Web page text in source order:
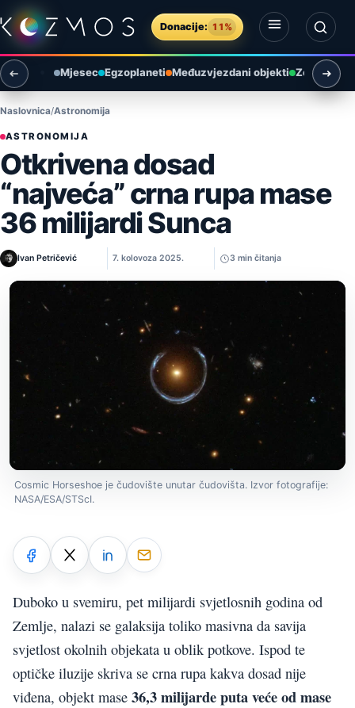
Preskoči na sadržaj
Donacije: 11%
Otvori izbornik
Otvori pretragu
Mjesec Egzoplaneti Međuzvjezdani objekti Zemlja i
Naslovnica Astronomija
ASTRONOMIJA
Otkrivena dosad
“najveća” crna rupa mase
36 milijardi Sunca
Ivan Petričević 7. kolovoza 2025. 3 min čitanja
Cosmic Horseshoe je čudovište unutar čudovišta. Izvor fotografije:
NASA/ESA/STScI.
Duboko u svemiru, pet milijardi svjetlosnih godina od
Zemlje, nalazi se galaksija toliko masivna da savija
svjetlost okolnih objekata u oblik potkove. Ispod te
optičke iluzije skriva se crna rupa kakva dosad nije
viđena, objekt mase 36,3 milijarde puta veće od mase